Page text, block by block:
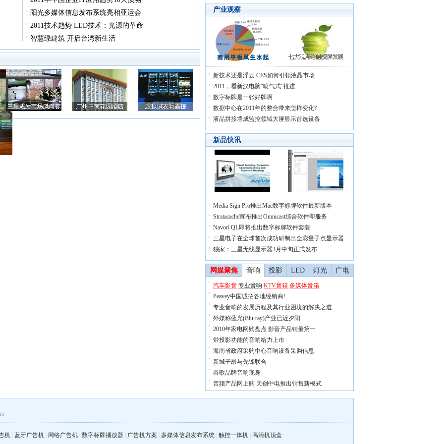
阳光多媒体信息发布系统亮相亚运会
2011技术趋势 LED技术：光源的革命
智慧绿建筑 开启台湾新生活
产业观察
新技术还是浮云 CES如何引领液晶市场
2011，看新汉电脑“喷气式”推进
数字标牌是一张好牌啊
数据中心在2011年的整合带来怎样变化?
液晶拼接墙成监控领域大屏显示首选设备
新品快讯
Media Sign Pro推出Mac数字标牌软件最新版本
Stratacache宣布推出Omnicast综合软件即服务
Navori QL即将推出数字标牌软件套装
三星电子在全球首次成功研制出全彩量子点显示器
独家：三星无线显示器3月中旬正式发布
网媒聚焦 音响 投影 LED 灯光 广电
汽车影音 专业音响 KTV音箱 多媒体音箱
Peavey中国诚招各地经销商!
专业音响的发展历程及其行业困境的解决之道
外媒称蓝光(Blu-ray)产业已近夕阳
2010年家电网购盘点 影音产品销量第一
带投影功能的音响给力上市
海南省政府采购中心音响设备采购信息
新城子昂与先锋联合
谷歌品牌音响现身
音频产品网上购 天创中电推出销售新模式
机 蓝牙广告机 网络广告机 数字标牌播放器 广告机方案 多媒体信息发布系统 触控一体机 高清机顶盒